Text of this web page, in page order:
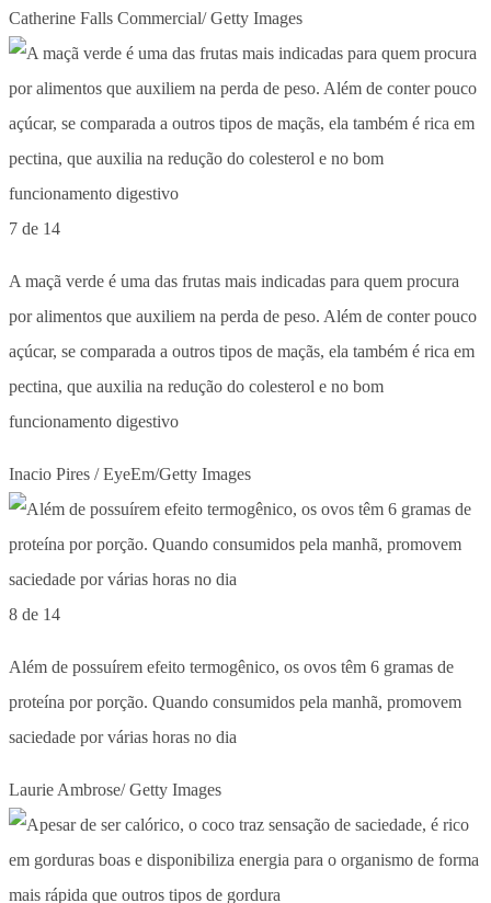
Catherine Falls Commercial/ Getty Images
7 de 14
A maçã verde é uma das frutas mais indicadas para quem procura
por alimentos que auxiliem na perda de peso. Além de conter pouco
açúcar, se comparada a outros tipos de maçãs, ela também é rica em
pectina, que auxilia na redução do colesterol e no bom
funcionamento digestivo
Inacio Pires / EyeEm/Getty Images
8 de 14
Além de possuírem efeito termogênico, os ovos têm 6 gramas de
proteína por porção. Quando consumidos pela manhã, promovem
saciedade por várias horas no dia
Laurie Ambrose/ Getty Images